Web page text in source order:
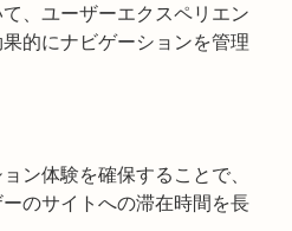
、ユーザーエクスペリエン
的にナビゲーションを管理
ン体験を確保することで、
のサイトへの滞在時間を長